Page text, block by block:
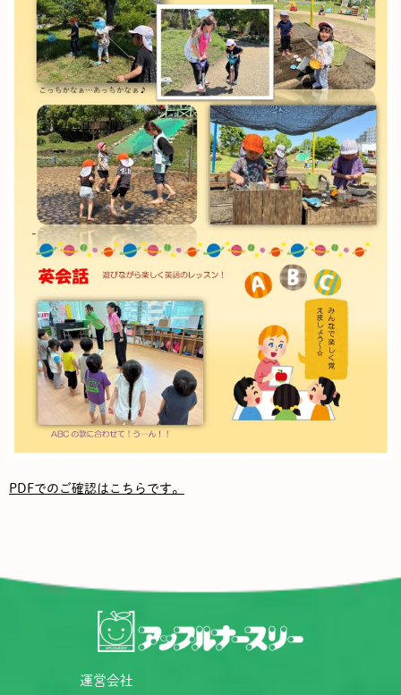
PDFでのご確認はこちらです。
運営会社